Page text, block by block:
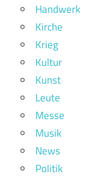
Handwerk
Kirche
Krieg
Kultur
Kunst
Leute
Messe
Musik
News
Politik